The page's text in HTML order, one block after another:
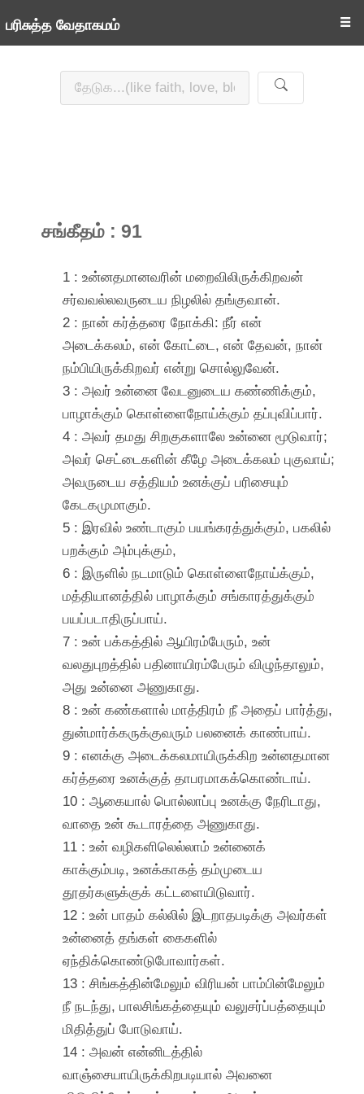
பரிசுத்த வேதாகமம் ☰
சங்கீதம் : 91
1 : உன்னதமானவரின் மறைவிலிருக்கிறவன்
சர்வவல்லவருடைய நிழலில் தங்குவான்.
2 : நான் கர்த்தரை நோக்கி: நீர் என்
அடைக்கலம், என் கோட்டை, என் தேவன், நான்
நம்பியிருக்கிறவர் என்று சொல்லுவேன்.
3 : அவர் உன்னை வேடனுடைய கண்ணிக்கும்,
பாழாக்கும் கொள்ளைநோய்க்கும் தப்புவிப்பார்.
4 : அவர் தமது சிறகுகளாலே உன்னை மூடுவார்;
அவர் செட்டைகளின் கீழே அடைக்கலம் புகுவாய்;
அவருடைய சத்தியம் உனக்குப் பரிசையும்
கேடகமுமாகும்.
5 : இரவில் உண்டாகும் பயங்கரத்துக்கும், பகலில்
பறக்கும் அம்புக்கும்,
6 : இருளில் நடமாடும் கொள்ளைநோய்க்கும்,
மத்தியானத்தில் பாழாக்கும் சங்காரத்துக்கும்
பயப்படாதிருப்பாய்.
7 : உன் பக்கத்தில் ஆயிரம்பேரும், உன்
வலதுபுறத்தில் பதினாயிரம்பேரும் விழுந்தாலும்,
அது உன்னை அணுகாது.
8 : உன் கண்களால் மாத்திரம் நீ அதைப் பார்த்து,
துன்மார்க்கருக்குவரும் பலனைக் காண்பாய்.
9 : எனக்கு அடைக்கலமாயிருக்கிற உன்னதமான
கர்த்தரை உனக்குத் தாபரமாகக்கொண்டாய்.
10 : ஆகையால் பொல்லாப்பு உனக்கு நேரிடாது,
வாதை உன் கூடாரத்தை அணுகாது.
11 : உன் வழிகளிலெல்லாம் உன்னைக்
காக்கும்படி, உனக்காகத் தம்முடைய
தூதர்களுக்குக் கட்டளையிடுவார்.
12 : உன் பாதம் கல்லில் இடறாதபடிக்கு அவர்கள்
உன்னைத் தங்கள் கைகளில்
ஏந்திக்கொண்டுபோவார்கள்.
13 : சிங்கத்தின்மேலும் விரியன் பாம்பின்மேலும்
நீ நடந்து, பாலசிங்கத்தையும் வலுசர்ப்பத்தையும்
மிதித்துப் போடுவாய்.
14 : அவன் என்னிடத்தில்
வாஞ்சையாயிருக்கிறபடியால் அவனை